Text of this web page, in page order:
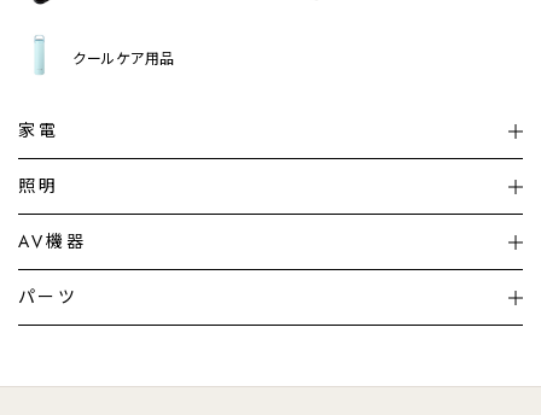
クールケア用品
家電
加湿器・空気清浄機
暖房機 掃除機
調理家電 生活家電
照明
シーリングライト
デスクライト
AV機器
テレビ
パーツ